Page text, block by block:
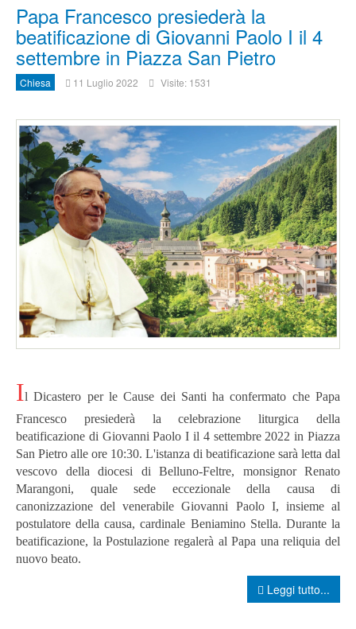
Papa Francesco presiederà la
beatificazione di Giovanni Paolo I il 4
settembre in Piazza San Pietro
Chiesa 11 Luglio 2022 Visite: 1531
Il Dicastero per le Cause dei Santi ha confermato che Papa
Francesco presiederà la celebrazione liturgica della
beatificazione di Giovanni Paolo I il 4 settembre 2022 in Piazza
San Pietro alle ore 10:30. L'istanza di beatificazione sarà letta dal
vescovo della diocesi di Belluno-Feltre, monsignor Renato
Marangoni, quale sede eccezionale della causa di
canonizzazione del venerabile Giovanni Paolo I, insieme al
postulatore della causa, cardinale Beniamino Stella. Durante la
beatificazione, la Postulazione regalerà al Papa una reliquia del
nuovo beato.
Leggi tutto...